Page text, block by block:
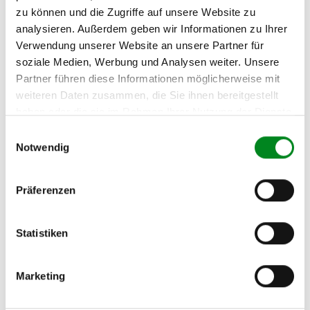
zu können und die Zugriffe auf unsere Website zu
analysieren. Außerdem geben wir Informationen zu Ihrer
Verwendung unserer Website an unsere Partner für
soziale Medien, Werbung und Analysen weiter. Unsere
Partner führen diese Informationen möglicherweise mit
weiteren Daten zusammen, die Sie ihnen bereitgestellt
Notwendig
Präferenzen
Statistiken
Marketing
Fahrzeug-Suche für AT-Lenkgetriebe »
Oder einfachim Chatnachfragen.
Hersteller/EU Verantwortliche
Person
Hersteller
TMC Turbolader Manufaktur Coesfeld
Telefon: